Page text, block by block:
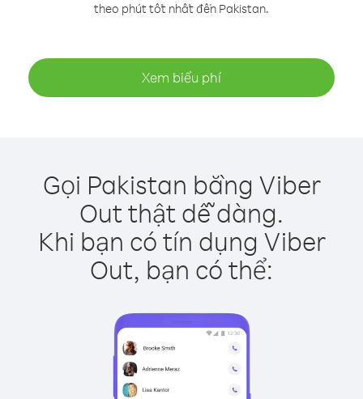
theo phút tốt nhất đến Pakistan.
Xem biểu phí
Gọi Pakistan bằng Viber
Out thật dễ dàng.
Khi bạn có tín dụng Viber
Out, bạn có thể: